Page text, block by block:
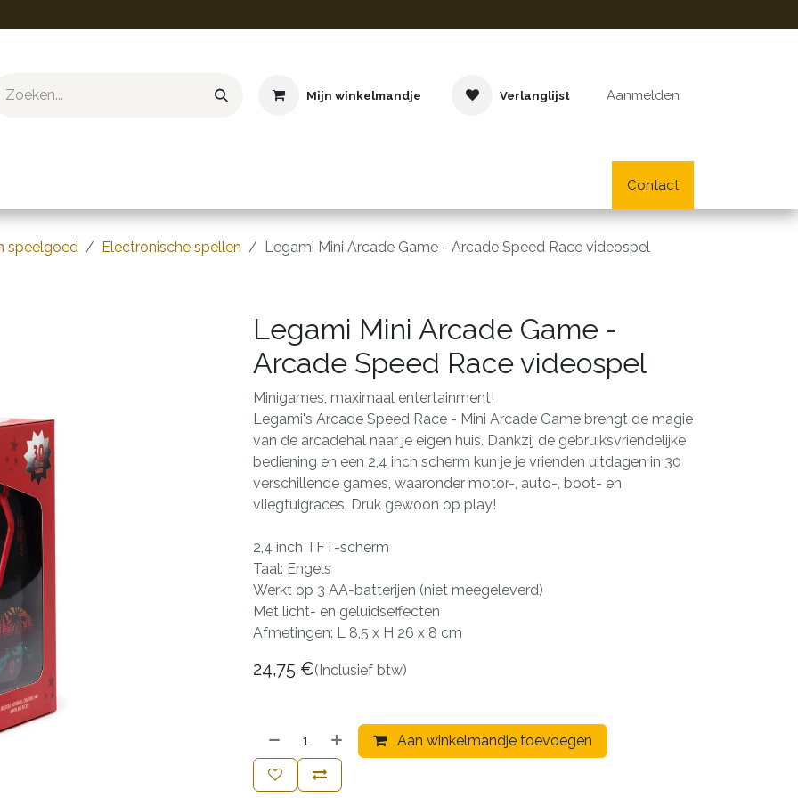
Mijn winkelmandje Verlanglijst Aanmelden
Lifestyle
Contact
speelgoed Electronische spellen Legami Mini Arcade Game - Arcade Speed Race videospel
Legami Mini Arcade Game -
Arcade Speed Race videospel
Minigames, maximaal entertainment!
Legami's Arcade Speed ​​Race - Mini Arcade Game brengt de magie
van de arcadehal naar je eigen huis. Dankzij de gebruiksvriendelijke
bediening en een 2,4 inch scherm kun je je vrienden uitdagen in 30
verschillende games, waaronder motor-, auto-, boot- en
vliegtuigraces. Druk gewoon op play!
2,4 inch TFT-scherm
Taal: Engels
Werkt op 3 AA-batterijen (niet meegeleverd)
Met licht- en geluidseffecten
Afmetingen: L 8,5 x H 26 x 8 cm
24,75 €(Inclusief btw)
Aan winkelmandje toevoegen